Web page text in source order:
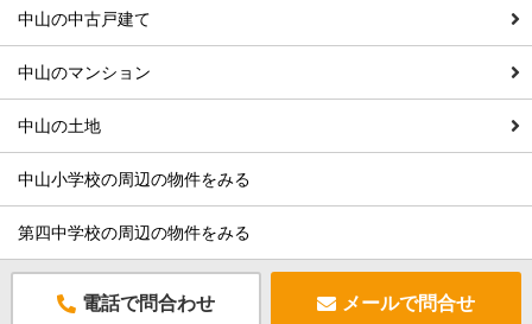
中山の中古戸建て
中山のマンション
中山の土地
中山小学校の周辺の物件をみる
第四中学校の周辺の物件をみる
電話で問合わせ メールで問合せ